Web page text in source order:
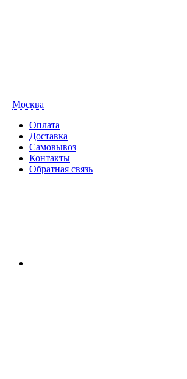
Москва
Оплата
Доставка
Самовывоз
Контакты
Обратная связь